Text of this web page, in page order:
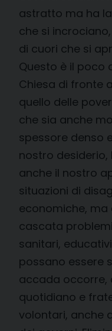
astratto ma ha
che si
di cuori che si
Questo è il poco
Chiesa di fronte
quello delle
che sia anche
spessore denso
nostro
anche il nostro
situazioni di
economiche,
cascata
sanitari,
possano essere
accada occorre,
quotidiano e
volontari, anche